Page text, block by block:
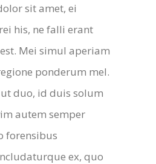
sit amet, ei
his, ne falli erant
Mei simul aperiam
ponderum mel.
duo, id duis solum
autem semper
forensibus
ex, quo